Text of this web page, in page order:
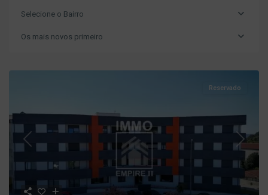
Selecione o Bairro
Os mais novos primeiro
Previous Next
Reservado